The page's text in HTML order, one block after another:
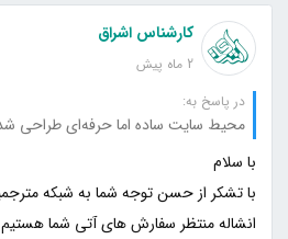
کارشناس اشراق
2 ماه پیش
در پاسخ به:
انشاله منتظر سفارش های آتی شما هستیم